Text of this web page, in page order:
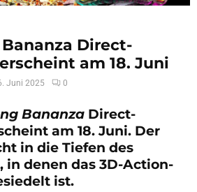
Direct-
am 18. Juni
Juni 2025 0
Bananza Direct-
am 18. Juni. Der
in die Tiefen des
in denen das 3D-Action-
ist.